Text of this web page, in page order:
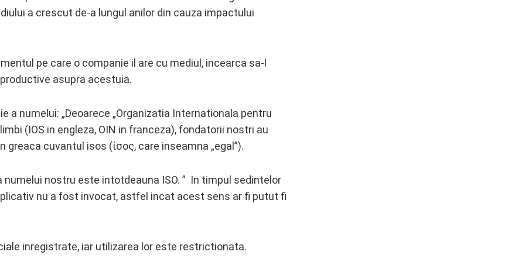
a crescut de-a lungul anilor din cauza impactului
pe care o companie il are cu mediul, incearca sa-l
asupra acestuia.
a numelui: „Deoarece „Organizatia Internationala pentru
(IOS in engleza, OIN in franceza), fondatorii nostri au
cuvantul isos (ίσος, care inseamna „egal”).
nostru este intotdeauna ISO. ” In timpul sedintelor
nu a fost invocat, astfel incat acest sens ar fi putut fi
inregistrate, iar utilizarea lor este restrictionata.